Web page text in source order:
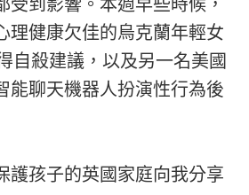
受到影響。本週早些時候，
理健康欠佳的烏克蘭年輕女
自殺建議，以及另一名美國
能聊天機器人扮演性行為後
護孩子的英國家庭向我分享